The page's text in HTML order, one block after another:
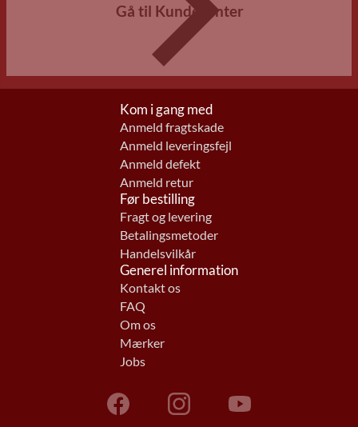
Gå til Kundecenter
Kom i gang med
Anmeld fragtskade
Anmeld leveringsfejl
Anmeld defekt
Anmeld retur
Før bestilling
Fragt og levering
Betalingsmetoder
Handelsvilkår
Generel information
Kontakt os
FAQ
Om os
Mærker
Jobs